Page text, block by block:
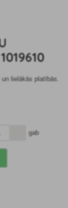
lielākās platībās.
gab